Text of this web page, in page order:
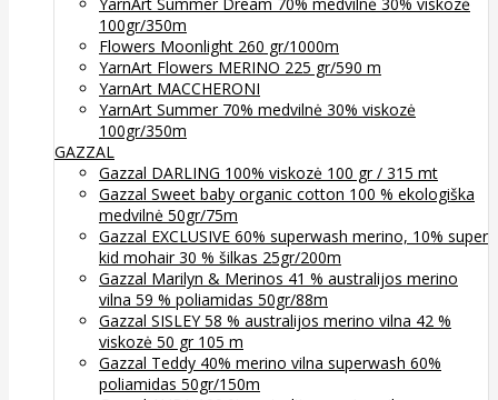
100gr/350m
Flowers Moonlight 260 gr/1000m
YarnArt Flowers MERINO 225 gr/590 m
YarnArt MACCHERONI
YarnArt Summer 70% medvilnė 30% viskozė
100gr/350m
GAZZAL
Gazzal DARLING 100% viskozė 100 gr / 315 mt
Gazzal Sweet baby organic cotton 100 % ekologiška
medvilnė 50gr/75m
Gazzal EXCLUSIVE 60% superwash merino, 10% super
kid mohair 30 % šilkas 25gr/200m
Gazzal Marilyn & Merinos 41 % australijos merino
vilna 59 % poliamidas 50gr/88m
Gazzal SISLEY 58 % australijos merino vilna 42 %
viskozė 50 gr 105 m
Gazzal Teddy 40% merino vilna superwash 60%
poliamidas 50gr/150m